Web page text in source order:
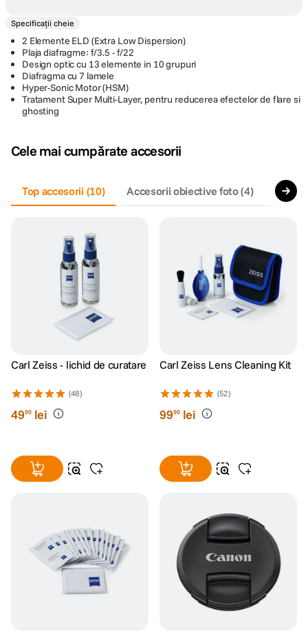
Specificații cheie
2 Elemente ELD (Extra Low Dispersion)
Plaja diafragme: f/3.5 - f/22
Design optic cu 13 elemente in 10 grupuri
Diafragma cu 7 lamele
Hyper-Sonic Motor (HSM)
Tratament Super Multi-Layer, pentru reducerea efectelor de flare si
ghosting
Cele mai cumpărate accesorii
Top accesorii (10) Accesorii obiective foto(4) Filtre
Carl Zeiss - lichid de curatare
(48)
4990 lei
Carl Zeiss Lens Cleaning Kit
(52)
9990 lei